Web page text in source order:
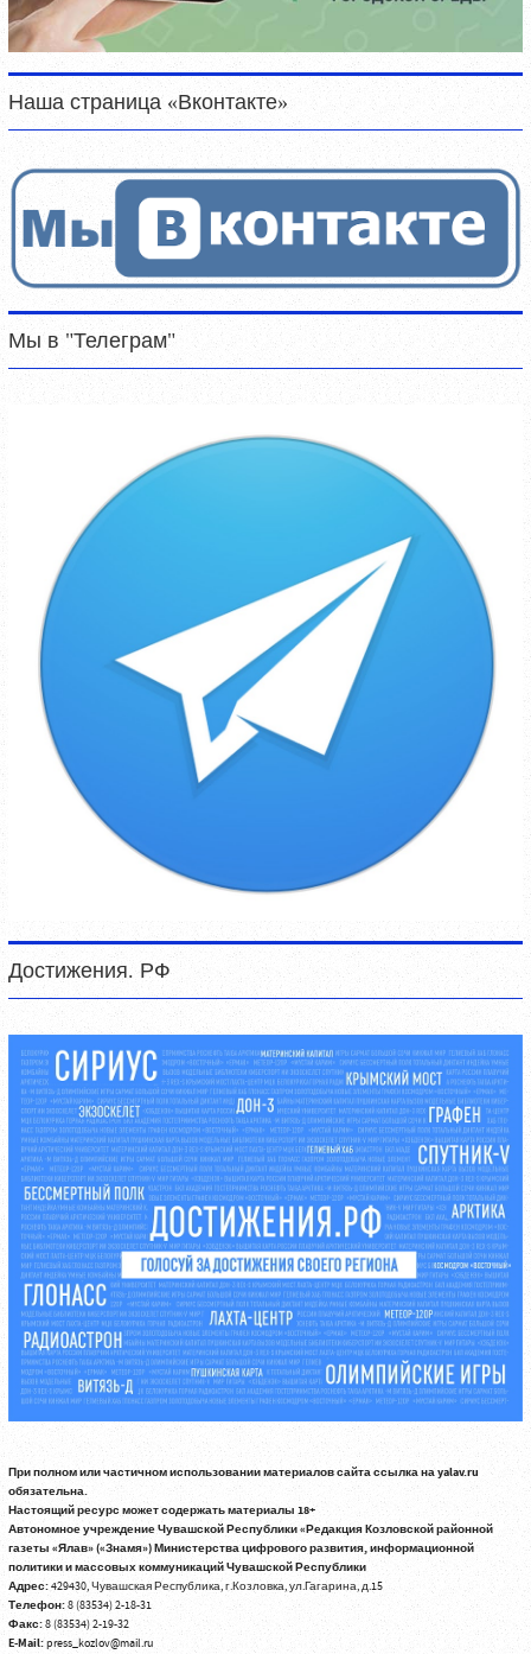
Наша страница «Вконтакте»
Мы в "Телеграм"
Достижения. РФ
При полном или частичном использовании материалов сайта ссылка на yalav.ru
обязательна.
Настоящий ресурс может содержать материалы 18+
Автономное учреждение Чувашской Республики «Редакция Козловской районной
газеты «Ялав» («Знамя») Министерства цифрового развития, информационной
политики и массовых коммуникаций Чувашской Республики
Адрес:429430, Чувашская Республика, г.Козловка, ул.Гагарина, д.15
Телефон:8 (83534) 2-18-31
Факс:8 (83534) 2-19-32
E-Mail:press_kozlov@mail.ru